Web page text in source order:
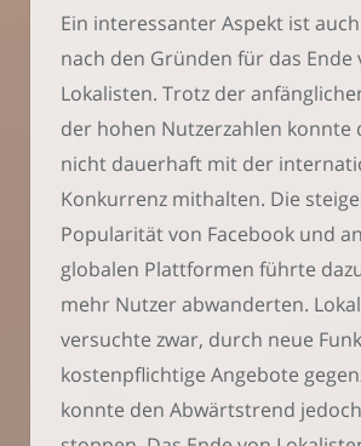
Ein interessanter Aspekt ist
nach den Gründen für das Ende
Lokalisten. Trotz der
der hohen Nutzerzahlen konnte
nicht dauerhaft mit der
Konkurrenz mithalten. Die
Popularität von Facebook und
globalen Plattformen führte
mehr Nutzer abwanderten.
versuchte zwar, durch neue
kostenpflichtige Angebote
konnte den Abwärtstrend